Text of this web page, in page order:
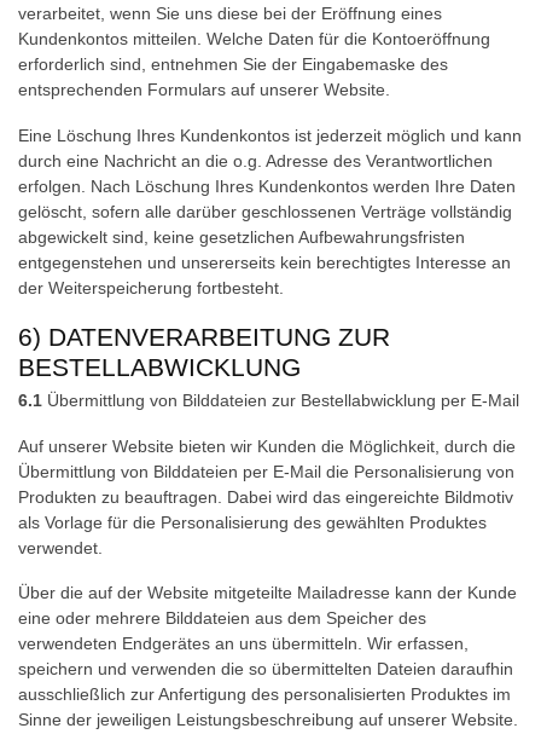
verarbeitet, wenn Sie uns diese bei der Eröffnung eines
Kundenkontos mitteilen. Welche Daten für die Kontoeröffnung
erforderlich sind, entnehmen Sie der Eingabemaske des
entsprechenden Formulars auf unserer Website.
Eine Löschung Ihres Kundenkontos ist jederzeit möglich und kann
durch eine Nachricht an die o.g. Adresse des Verantwortlichen
erfolgen. Nach Löschung Ihres Kundenkontos werden Ihre Daten
gelöscht, sofern alle darüber geschlossenen Verträge vollständig
abgewickelt sind, keine gesetzlichen Aufbewahrungsfristen
entgegenstehen und unsererseits kein berechtigtes Interesse an
der Weiterspeicherung fortbesteht.
6) DATENVERARBEITUNG ZUR
BESTELLABWICKLUNG
6.1 Übermittlung von Bilddateien zur Bestellabwicklung per E-Mail
Auf unserer Website bieten wir Kunden die Möglichkeit, durch die
Übermittlung von Bilddateien per E-Mail die Personalisierung von
Produkten zu beauftragen. Dabei wird das eingereichte Bildmotiv
als Vorlage für die Personalisierung des gewählten Produktes
verwendet.
Über die auf der Website mitgeteilte Mailadresse kann der Kunde
eine oder mehrere Bilddateien aus dem Speicher des
verwendeten Endgerätes an uns übermitteln. Wir erfassen,
speichern und verwenden die so übermittelten Dateien daraufhin
ausschließlich zur Anfertigung des personalisierten Produktes im
Sinne der jeweiligen Leistungsbeschreibung auf unserer Website.